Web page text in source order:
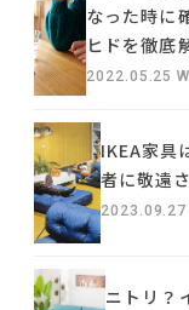
なった時に
ヒドを徹底
2022.05.25
IKEA家具
者に敬遠
2023.09.27
ニトリ？